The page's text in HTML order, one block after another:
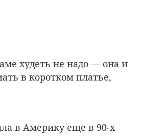
худеть не надо — она и
в коротком платье,
в Америку еще в 90-х